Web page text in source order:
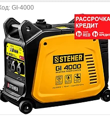
GI-4000